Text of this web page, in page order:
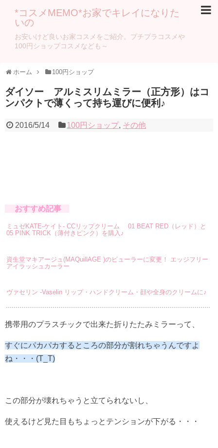
*コスメMEMO*お家でキレイになりた
いの
お安いけど良いお家コスメをご紹介。プチプラコスメや
100円ショップコスメなども～
ホーム 100円ショップ
ダイソー アルミスリムミラー（正方形）はコ
ンパクトで薄くって持ち運びに便利♪
2016/5/14 100円ショップ, その他
おすすめ記事
ミュゼKATE-ケイト- CCリップクリーム 01 BEAT RED（レッド）と
05 PINK TRICK（薄付きピンク）を購入♪
資生堂マキアージュ(MAQuillAGE )のビューラーに変更！ エッジフリー
アイラッシュカーラー
ヴァセリン -Vaselin リップ・ハンドクリーム・顔や全身のクリームに♪
携帯用のプラスチックで出来た折りたたみミラーって、
すぐにパカパカするところの部分が割れちゃうんですよ
ね・・・(T_T)
この部分が壊れちゃうと立てられないし、
使えるけど見た目もちょっとテンションが下がる・・・